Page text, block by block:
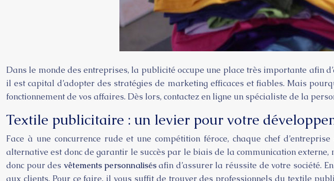
Dans le monde des entreprises, la publicité occupe une place très importante afin
il est capital d’adopter des stratégies de marketing efficaces et fiables. Mais
fonctionnement de vos affaires. Dès lors, contactez en ligne un spécialiste de la
Textile publicitaire : un levier pour votre
Face à une concurrence rude et une compétition féroce, chaque chef
alternative est donc de garantir le succès par le biais de la communication
donc pour des vêtements personnalisésafin d’assurer la réussite de votre société.
aux clients. Pour ce faire, il vous suffit de trouver des professionnels du textile